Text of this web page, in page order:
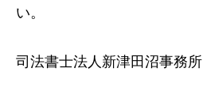
い。
司法書士法人新津田沼事務所